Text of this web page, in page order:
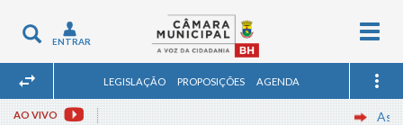
Toggle
navigation
ENTRAR
LEGISLAÇÃO PROPOSIÇÕES AGENDA
AO VIVO Assista